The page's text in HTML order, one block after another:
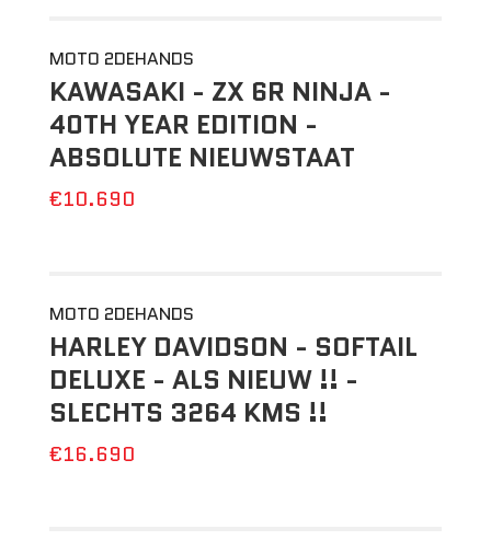
MOTO 2DEHANDS
KAWASAKI - ZX 6R NINJA -
40TH YEAR EDITION -
ABSOLUTE NIEUWSTAAT
€10.690
MOTO 2DEHANDS
HARLEY DAVIDSON - SOFTAIL
DELUXE - ALS NIEUW !! -
SLECHTS 3264 KMS !!
€16.690